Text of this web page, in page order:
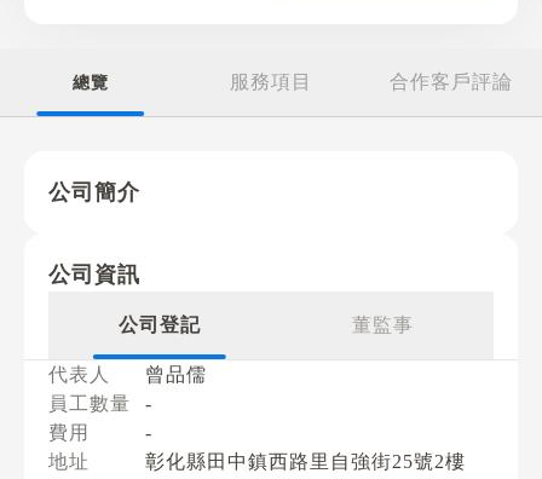
總覽 服務項目 合作客戶評論
公司簡介
公司資訊
公司登記 董監事
代表人
曾品儒
員工數量
-
費用
-
地址
彰化縣田中鎮西路里自強街25號2樓